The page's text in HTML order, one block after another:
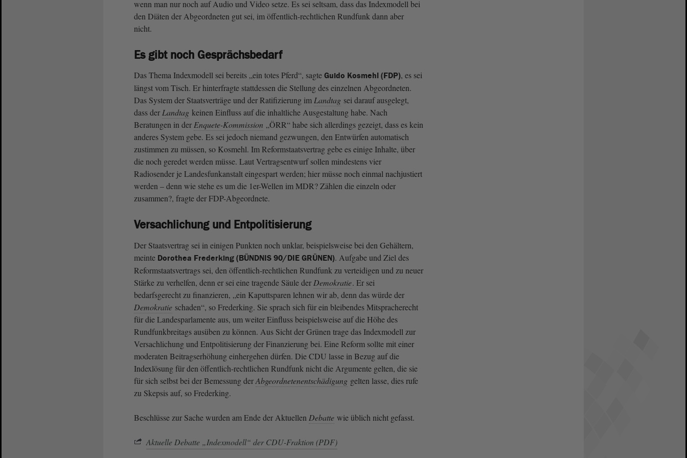
wenn man nur noch auf Audio und Video setze. Es sei seltsam, dass das Indexmodell bei
den Diäten der Abgeordneten gut sei, im öffentlich-rechtlichen Rundfunk dann aber
nicht.
Es gibt noch Gesprächsbedarf
Das Thema Indexmodell sei bereits „ein totes Pferd“, sagte Guido Kosmehl (FDP), es sei
längst vom Tisch. Er hinterfragte stattdessen die Stellung des einzelnen Abgeordneten.
Das System der Staatsverträge und der Ratifizierung im Landtag sei darauf ausgelegt,
dass der Landtag keinen Einfluss auf die inhaltliche Ausgestaltung habe. Nach
Beratungen in der Enquete-Kommission „ÖRR“ habe sich allerdings gezeigt, dass es kein
anderes System gebe. Es sei jedoch niemand gezwungen, den Entwürfen automatisch
zustimmen zu müssen, so Kosmehl. Im Reformstaatsvertrag gebe es einige Inhalte, über
die noch geredet werden müsse. Laut Vertragsentwurf sollen mindestens vier
Radiosender je Landesfunkanstalt eingespart werden; hier müsse noch einmal nachjustiert
werden – denn wie stehe es um die 1er-Wellen im MDR? Zählen die einzeln oder
zusammen?, fragte der FDP-Abgeordnete.
Versachlichung und Entpolitisierung
Der Staatsvertrag sei in einigen Punkten noch unklar, beispielsweise bei den Gehältern,
meinte Dorothea Frederking (BÜNDNIS 90/DIE GRÜNEN). Aufgabe und Ziel des
Reformstaatsvertrags sei, den öffentlich-rechtlichen Rundfunk zu verteidigen und zu neuer
Stärke zu verhelfen, denn er sei eine tragende Säule der Demokratie. Er sei
bedarfsgerecht zu finanzieren, „ein Kaputtsparen lehnen wir ab, denn das würde der
Demokratie schaden“, so Frederking. Sie sprach sich für ein bleibendes Mitspracherecht
für die Landesparlamente aus, um weiter Einfluss beispielsweise auf die Höhe des
Rundfunkbreitags ausüben zu können. Aus Sicht der Grünen trage das Indexmodell zur
Versachlichung und Entpolitisierung der Finanzierung bei. Eine Reform sollte mit einer
moderaten Beitragserhöhung einhergehen dürfen. Die CDU lasse in Bezug auf die
Indexlösung für den öffentlich-rechtlichen Rundfunk nicht die Argumente gelten, die sie
für sich selbst bei der Bemessung derAbgeordnetenentschädigung gelten lasse, dies rufe
zu Skepsis auf, so Frederking.
Beschlüsse zur Sache wurden am Ende der Aktuellen Debatte wie üblich nicht gefasst.
Aktuelle Debatte „Indexmodell“ der CDU-Fraktion (PDF)